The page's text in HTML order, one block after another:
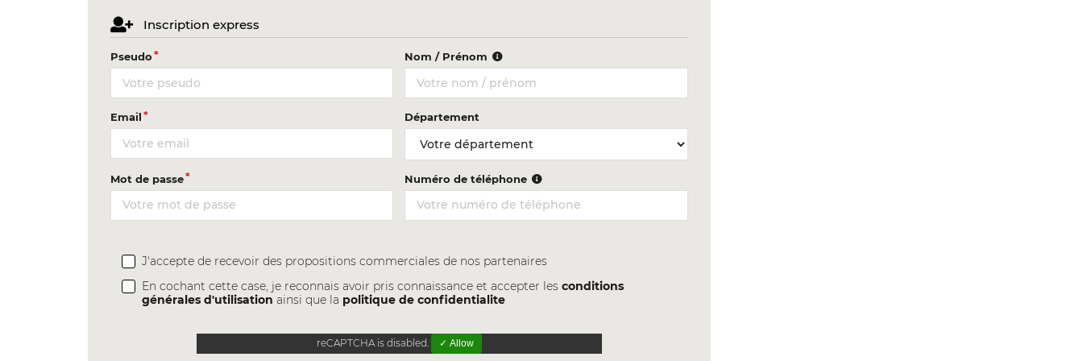
Inscription express
Pseudo Nom / Prénom
Email Département
Mot de passe Numéro de téléphone
J'accepte de recevoir des propositions commerciales de nos partenaires
En cochant cette case, je reconnais avoir pris connaissance et accepter lesconditions
générales d'utilisation ainsi que la politique de confidentialite
reCAPTCHA is disabled. ✓ Allow